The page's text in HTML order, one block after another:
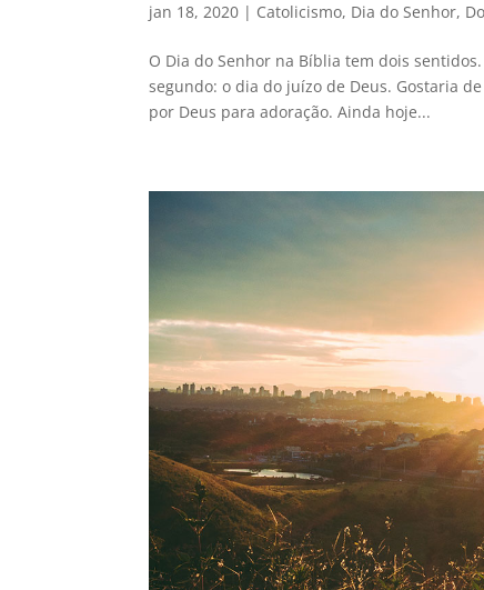
jan 18, 2020 | Catolicismo, Dia do Senhor,
O Dia do Senhor na Bíblia tem dois
segundo: o dia do juízo de Deus. Gostaria
por Deus para adoração. Ainda hoje...